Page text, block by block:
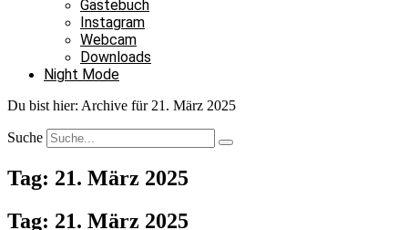
Gästebuch
Instagram
Webcam
Downloads
Night Mode
Du bist hier: Archive für 21. März 2025
Suche
Tag: 21. März 2025
Tag: 21. März 2025